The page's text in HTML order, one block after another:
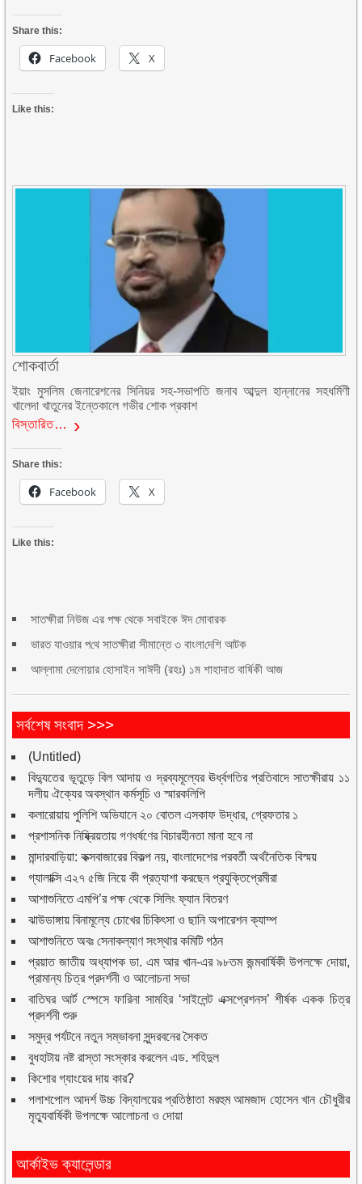
Share this:
Facebook X
Like this:
শোকবার্তা
ইয়াং মুসলিম জেনারেশনের সিনিয়র সহ-সভাপতি জনাব আব্দুল হান্নানের সহধর্মিণী
খালেদা খাতুনের ইন্তেকালে গভীর শোক প্রকাশ
বিস্তারিত…
Share this:
Facebook X
Like this:
সাতক্ষীরা নিউজ এর পক্ষ থেকে সবাইকে ঈদ মোবারক
ভার‌ত যাওয়ার প‌থে সাতক্ষীরা সীমান্তে ৩ বাংলা‌দে‌শি আটক
আল্লামা দেলোয়ার হোসাইন সাঈদী (রহঃ) ১ম শাহাদাত বার্ষিকী আজ
সর্বশেষ সংবাদ >>>
(Untitled)
বিদ্যুতের ভূতুড়ে বিল আদায় ও দ্রব্যমূল্যের ঊর্ধ্বগতির প্রতিবাদে সাতক্ষীরায় ১১
দলীয় ঐক্যের অবস্থান কর্মসূচি ও স্মারকলিপি
কলারোয়ায় পুলিশি অভিযানে ২০ বোতল এসকাফ উদ্ধার, গ্রেফতার ১
প্রশাসনিক নিষ্ক্রিয়তায় গণধর্ষণের বিচারহীনতা মানা হবে না
মান্দারবাড়িয়া: কক্সবাজারের বিকল্প নয়, বাংলাদেশের পরবর্তী অর্থনৈতিক বিস্ময়
গ্যালাক্সি এ২৭ ৫জি নিয়ে কী প্রত্যাশা করছেন প্রযুক্তিপ্রেমীরা
আশাশুনিতে এমপি’র পক্ষ থেকে সিলিং ফ্যান বিতরণ
ঝাউডাঙ্গায় বিনামূল্যে চোখের চিকিৎসা ও ছানি অপারেশন ক্যাম্প
আশাশুনিতে অবঃ সেনাকল্যাণ সংস্থার কমিটি গঠন
প্রয়াত জাতীয় অধ্যাপক ডা. এম আর খান-এর ৯৮তম জন্মবার্ষিকী উপলক্ষে দোয়া,
প্রামান্য চিত্র প্রদর্শনী ও আলোচনা সভা
বাতিঘর আর্ট স্পেসে ফারিনা সামহির ‘সাইলেন্ট এক্সপ্রেশনস’ শীর্ষক একক চিত্র
প্রদর্শনী শুরু
সমুদ্র পর্যটনে নতুন সম্ভাবনা সুন্দরবনের সৈকত
বুধহাটায় নষ্ট রাস্তা সংস্কার করলেন এড. শহিদুল
কিশোর গ্যাংয়ের দায় কার?
পলাশপোল আদর্শ উচ্চ বিদ্যালয়ের প্রতিষ্ঠাতা মরহুম আমজাদ হোসেন খান চৌধুরীর
মৃত্যুবার্ষিকী উপলক্ষে আলোচনা ও দোয়া
আর্কাইভ ক্যালেন্ডার